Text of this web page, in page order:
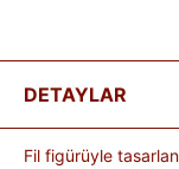
DETAYLAR
Fil figürüyle